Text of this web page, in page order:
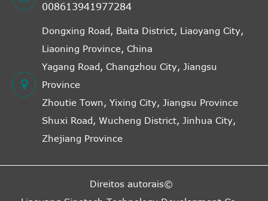
008613941977284
Dongxing Road, Baita District, Liaoyang City,
Liaoning Province, China
Yagang Road, Changzhou City, Jiangsu
Province
Zhoutie Town, Yixing City, Jiangsu Province
Shuxi Road, Wucheng District, Jinhua City,
Zhejiang Province
Direitos autorais©